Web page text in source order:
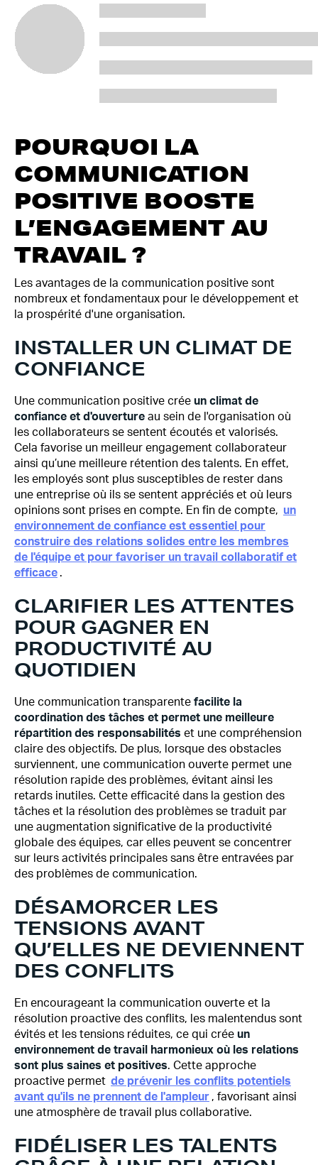
POURQUOI LA
COMMUNICATION
POSITIVE BOOSTE
L’ENGAGEMENT AU
TRAVAIL ?
Les avantages de la communication positive sont
nombreux et fondamentaux pour le développement et
la prospérité d'une organisation.
INSTALLER UN CLIMAT DE
CONFIANCE
Une communication positive crée un climat de
confiance et d'ouverture au sein de l'organisation où
les collaborateurs se sentent écoutés et valorisés.
Cela favorise un meilleur engagement collaborateur
ainsi qu’une meilleure rétention des talents. En effet,
les employés sont plus susceptibles de rester dans
une entreprise où ils se sentent appréciés et où leurs
opinions sont prises en compte. En fin de compte, un
environnement de confiance est essentiel pour
construire des relations solides entre les membres
de l'équipe et pour favoriser un travail collaboratif et
efficace .
CLARIFIER LES ATTENTES
POUR GAGNER EN
PRODUCTIVITÉ AU
QUOTIDIEN
Une communication transparente facilite la
coordination des tâches et permet une meilleure
répartition des responsabilités et une compréhension
claire des objectifs. De plus, lorsque des obstacles
surviennent, une communication ouverte permet une
résolution rapide des problèmes, évitant ainsi les
retards inutiles. Cette efficacité dans la gestion des
tâches et la résolution des problèmes se traduit par
une augmentation significative de la productivité
globale des équipes, car elles peuvent se concentrer
sur leurs activités principales sans être entravées par
des problèmes de communication.
DÉSAMORCER LES
TENSIONS AVANT
QU’ELLES NE DEVIENNENT
DES CONFLITS
En encourageant la communication ouverte et la
résolution proactive des conflits, les malentendus sont
évités et les tensions réduites, ce qui crée un
environnement de travail harmonieux où les relations
sont plus saines et positives. Cette approche
proactive permet de prévenir les conflits potentiels
avant qu'ils ne prennent de l'ampleur , favorisant ainsi
une atmosphère de travail plus collaborative.
FIDÉLISER LES TALENTS